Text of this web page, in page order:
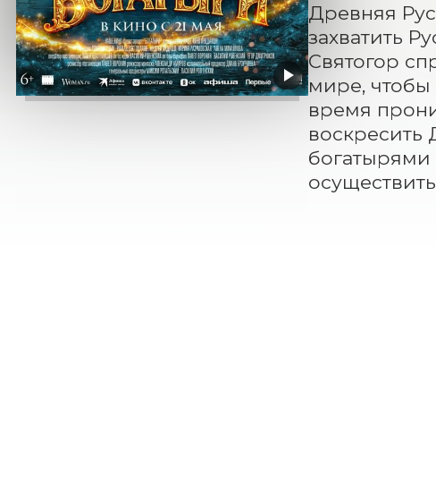
Древняя
захватить
Святогор
мире, чтобы
время
воскресить
богатырями